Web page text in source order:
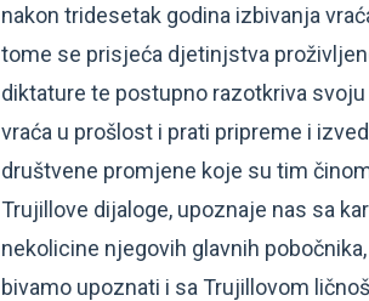
nakon tridesetak godina izbivanja
tome se prisjeća djetinjstva
diktature te postupno razotkriva
vraća u prošlost i prati pripreme i
društvene promjene koje su tim
Trujillove dijaloge, upoznaje nas sa
nekolicine njegovih glavnih
bivamo upoznati i sa Trujillovom